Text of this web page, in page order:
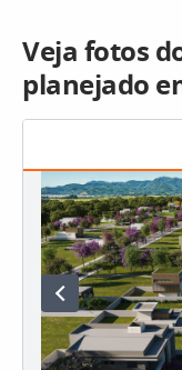
Veja fotos
planejado